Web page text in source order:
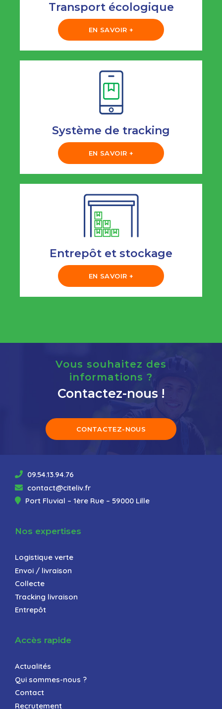
Transport écologique
EN SAVOIR +
Système de tracking
EN SAVOIR +
Entrepôt et stockage
EN SAVOIR +
Vous souhaitez des
informations ?
Contactez-nous !
CONTACTEZ-NOUS
09.54.13.94.76
contact@citeliv.fr
Port Fluvial – 1ère Rue – 59000 Lille
Nos expertises
Logistique verte
Envoi / livraison
Collecte
Tracking livraison
Entrepôt
Accès rapide
Actualités
Qui sommes-nous ?
Contact
Recrutement